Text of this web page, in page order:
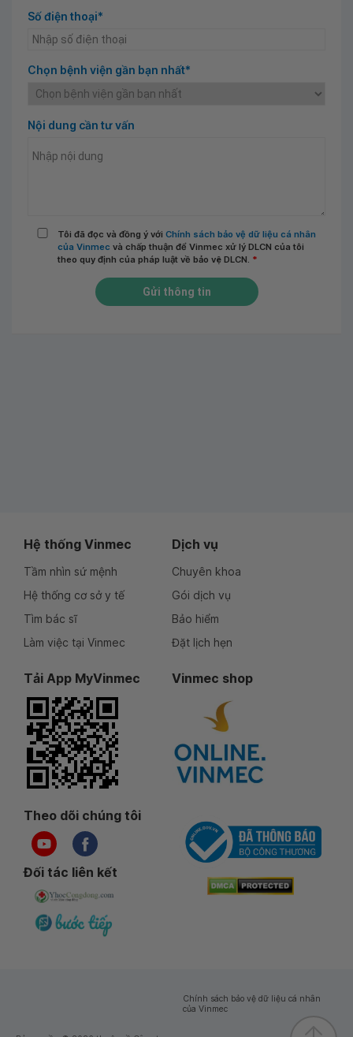
Số điện thoại*
Chọn bệnh viện gần bạn nhất*
Nội dung cần tư vấn
Tôi đã đọc và đồng ý với Chính sách bảo vệ dữ liệu cá nhân
của Vinmec và chấp thuận để Vinmec xử lý DLCN của tôi
theo quy định của pháp luật về bảo vệ DLCN. *
Gửi thông tin
Hệ thống Vinmec
Tầm nhìn sứ mệnh
Hệ thống cơ sở y tế
Tìm bác sĩ
Làm việc tại Vinmec
Dịch vụ
Chuyên khoa
Gói dịch vụ
Bảo hiểm
Đặt lịch hẹn
Tải App MyVinmec Vinmec shop
Theo dõi chúng tôi
Đối tác liên kết
Chính sách bảo vệ dữ liệu cá nhân
của Vinmec